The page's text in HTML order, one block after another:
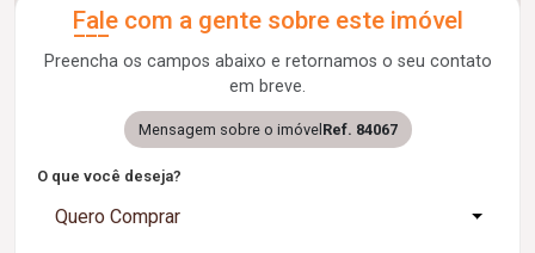
Fale com a gente sobre este imóvel
Preencha os campos abaixo e retornamos o seu contato
em breve.
Mensagem sobre o imóvel Ref. 84067
O que você deseja?
Quero Comprar